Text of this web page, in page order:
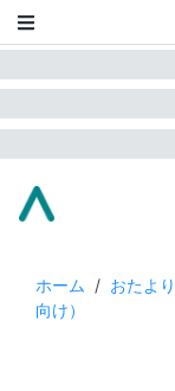
ホーム / おたよ
向け）